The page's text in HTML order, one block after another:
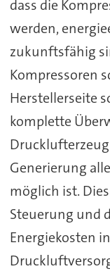
dass die
werden,
zukunftsfähig
Kompressoren
Herstellerseite
komplette
Generierung
möglich ist.
Steuerung und
Energiekosten